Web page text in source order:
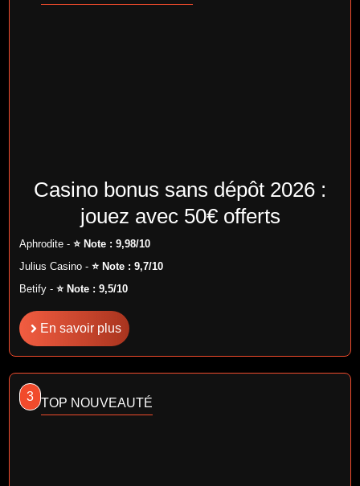
Casino bonus sans dépôt 2026 :
jouez avec 50€ offerts
Aphrodite -⭐ Note : 9,98/10
Julius Casino -⭐ Note : 9,7/10
Betify -⭐ Note : 9,5/10
En savoir plus
3 TOP NOUVEAUTÉ